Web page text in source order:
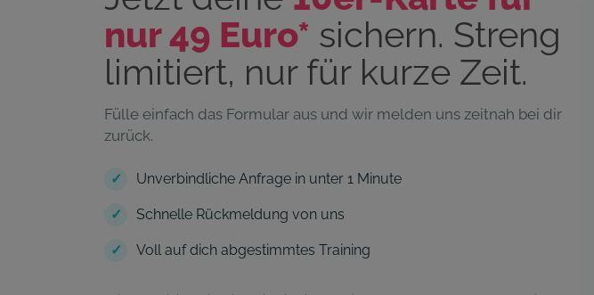
nur 49 Euro* sichern. Streng
limitiert, nur für kurze Zeit.
Fülle einfach das Formular aus und wir melden uns zeitnah bei dir
zurück.
✓ Unverbindliche Anfrage in unter 1 Minute
✓ Schnelle Rückmeldung von uns
✓ Voll auf dich abgestimmtes Training